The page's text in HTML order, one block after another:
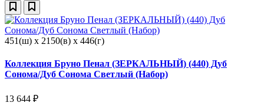
451(ш) x 2150(в) x 446(г)
Коллекция Бруно Пенал (ЗЕРКАЛЬНЫЙ) (440) Дуб
Сонома/Дуб Сонома Светлый (Набор)
13 644 ₽